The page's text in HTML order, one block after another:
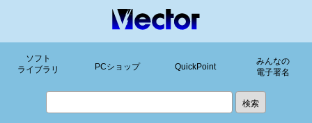
ソフト
ライブラリ
PCショップ QuickPoint
みんなの
電子署名